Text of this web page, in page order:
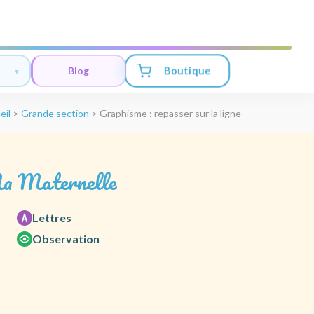
Blog Boutique
> Grande section > Graphisme : repasser sur la ligne
Maternelle
Lettres
Observation